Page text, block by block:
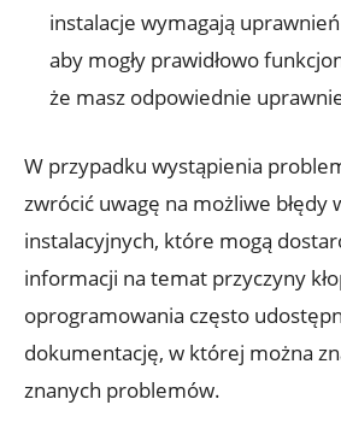
instalacje wymagają
aby mogły prawidłowo
że masz odpowiednie
W przypadku wystąpienia
zwrócić uwagę na możliwe błędy
instalacyjnych, które mogą
informacji na temat przyczyny
oprogramowania często
dokumentację, w której można
znanych problemów.